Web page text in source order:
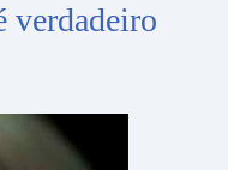
verdadeiro